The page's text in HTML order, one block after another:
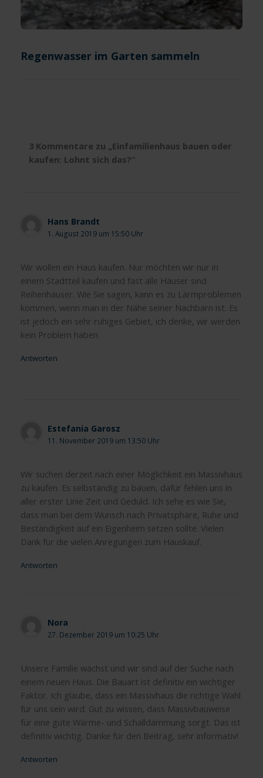
Regenwasser im Garten sammeln
3 Kommentare zu „Einfamilienhaus bauen oder
kaufen: Lohnt sich das?“
Hans Brandt
1. August 2019 um 15:50 Uhr
Wir wollen ein Haus kaufen. Nur möchten wir nur in
einem Stadtteil kaufen und fast alle Häuser sind
Reihenhäuser. Wie Sie sagen, kann es zu Lärmproblemen
kommen, wenn man in der Nähe seiner Nachbarn ist. Es
ist jedoch ein sehr ruhiges Gebiet, ich denke, wir werden
kein Problem haben.
Antworten
Estefania Garosz
11. November 2019 um 13:50 Uhr
Wir suchen derzeit nach einer Möglichkeit ein Massivhaus
zu kaufen. Es selbständig zu bauen, dafür fehlen uns in
aller erster Linie Zeit und Geduld. Ich sehe es wie Sie,
dass man bei dem Wunsch nach Privatsphäre, Ruhe und
Beständigkeit auf ein Eigenheim setzen sollte. Vielen
Dank für die vielen Anregungen zum Hauskauf.
Antworten
Nora
27. Dezember 2019 um 10:25 Uhr
Unsere Familie wächst und wir sind auf der Suche nach
einem neuen Haus. Die Bauart ist definitiv ein wichtiger
Faktor. Ich glaube, dass ein Massivhaus die richtige Wahl
für uns sein wird. Gut zu wissen, dass Massivbauweise
für eine gute Wärme- und Schalldämmung sorgt. Das ist
definitiv wichtig. Danke für den Beitrag, sehr informativ!
Antworten